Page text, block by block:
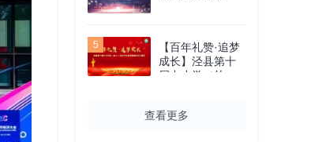
5
【百年礼赞·追梦
成长】泾县第十
届中小学（幼
区
查看更多